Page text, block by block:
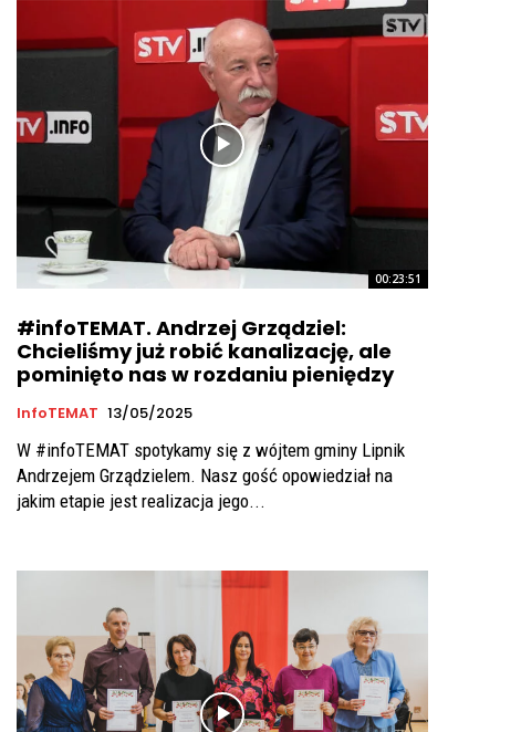
00:23:51
#infoTEMAT. Andrzej Grządziel:
Chcieliśmy już robić kanalizację, ale
pominięto nas w rozdaniu pieniędzy
InfoTEMAT 13/05/2025
W #infoTEMAT spotykamy się z wójtem gminy Lipnik
Andrzejem Grządzielem. Nasz gość opowiedział na
jakim etapie jest realizacja jego...